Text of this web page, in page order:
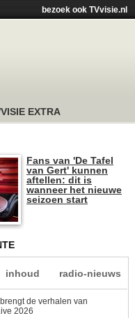
bezoek ook TVvisie.nl
EXTRA
Fans van 'De Tafel
van Gert' kunnen
aftellen: dit is
wanneer het nieuwe
seizoen start
inhoud radio-nieuws
de verhalen van
2026